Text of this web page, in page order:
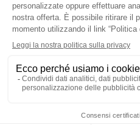
REA: MI-1539011
Capitale sociale: Euro 10.400,00 i.v.
Contatti
info@industriale.it
PEC:
02 8969 3116
Informativa privacy - Cookie
|